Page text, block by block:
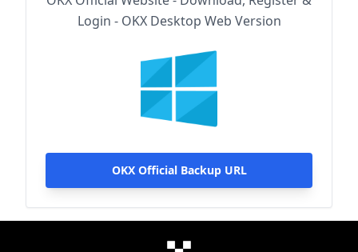
Login - OKX Desktop Web Version
OKX Official Backup URL